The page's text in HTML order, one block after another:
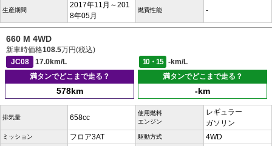
生産期間
2017年11月～201
8年05月
燃費性能 -
660 M 4WD
新車時価格108.5万円(税込)
JC08
17.0km/L 10・15
-km/L
満タンでどこまで走る？
578km
満タンでどこまで走る？
-km
排気量 658cc
使用燃料
エンジン
レギュラー
ガソリン
ミッション フロア3AT 駆動方式 4WD